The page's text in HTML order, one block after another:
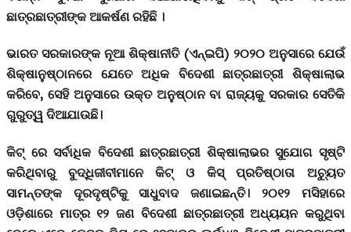
ଛାତ୍ରଛାତ୍ରୀଙ୍କ ଆକର୍ଷଣ ରହିଛି ।
ଭାରତ ସରକାରଙ୍କ ନୂଆ ଶିକ୍ଷାନୀତି (ଏନ୍‍ଇପି) ୨୦୨୦ ଅନୁସାରେ ଯେଉଁ
ଶିକ୍ଷାନୁଷ୍ଠାନରେ ଯେତେ ଅଧିକ ବିଦେଶୀ ଛାତ୍ରଛାତ୍ରୀ ଶିକ୍ଷାଲାଭ
କରିବେ, ସେହି ଅନୁସାରେ ଉକ୍ତ ଅନୁଷ୍ଠାନ ବା ରାଜ୍ୟକୁ ସରକାର ସେତିକି
ଗୁରୁତ୍ୱ ଦିଆଯାଉଛି।
କିଟ୍‍ ରେ ସର୍ବାଧିକ ବିଦେଶୀ ଛାତ୍ରଛାତ୍ରୀ ଶିକ୍ଷାଲାଭର ସୁଯୋଗ ସୃଷ୍ଟି
କରିଥିବାରୁ ବୁଦ୍ଧିଜୀବୀମାନେ କିଟ୍‍ ଓ କିସ୍‍ ପ୍ରତିଷ୍ଠାତା ଅଚ୍ୟୁତ
ସାମନ୍ତଙ୍କ ଦୂରଦୃଷ୍ଟିକୁ ସାଧୁବାଦ ଜଣାଇଛନ୍ତି। ୨୦୧୨ ମସିହାରେ
ଓଡ଼ିଶାରେ ମାତ୍ର ୧୨ ଜଣ ବିଦେଶୀ ଛାତ୍ରଛାତ୍ରୀ ଅଧ୍ୟୟନ କରୁଥିବା